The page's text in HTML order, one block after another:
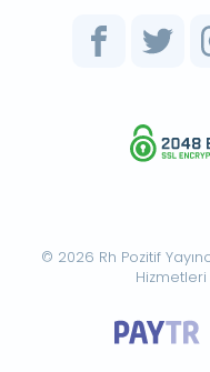
© 2026 Rh Pozitif
Hizmetleri